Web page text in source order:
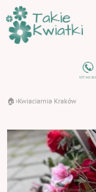
🏠 ›Kwiaciarnia Kraków